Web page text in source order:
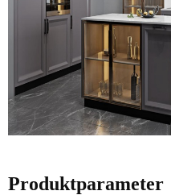
Produktparameter